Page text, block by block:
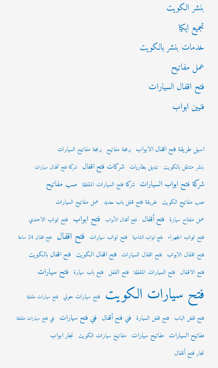
بنشر الكويت
تجميع ايكيا
خدمات بنشر بالكويت
عمل مفاتيح
فتح اقفال السيارات
فنيين ابواب
اسهل طريقة فتح اقفال الابواب برمجة مفاتيح برمجة مفاتيح السيارات
بنشر متنقل بالكويت تبديل بطاريات شركات فتح اقفال شركة فتح أقفال سيارات
شركة فتح ابواب السيارات شركة فتح السيارات المقفلة صب مفاتيح
صب مفاتيح الكويت طريقة فتح قفل باب حديد عمل مفاتيح السيارات
عمل مفتاح سيارة فتح أقفال فتح أقفال الأبواب فتح ابواب فتح ابواب الاحمدي
فتح ابواب الجهراء فتح ابواب الشامية فتح ابواب سيارات فتح اقفال فتح اقفال 24 ساعة
فتح اقفال الابواب فتح اقفال السيارات فتح اقفال الكويت فتح اقفال بالكويت
فتح الاقفال فتح السيارات المقفلة فتح القفل فتح باب سيارة فتح سيارات
فتح سيارات الكويت فتح سيارات حولي فتح سيارات مقفلة
فتح قفل الباب فتح قفل السيارة فني فتح أقفال فني فتح سيارات فني فتح سيارات مقفلة
مفاتيح السيارات مفاتيح سيارات مفاتيح سيارات الكويت نجار ابواب
نجار فتح أقفال